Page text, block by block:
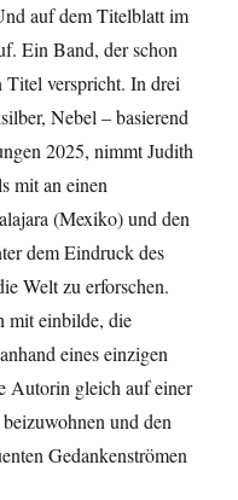
auf dem Titelblatt im
Ein Band, der schon
Titel verspricht. In drei
Nebel – basierend
2025, nimmt Judith
mit an einen
(Mexiko) und den
dem Eindruck des
Welt zu erforschen.
mit einbilde, die
eines einzigen
Autorin gleich auf einer
und den
Gedankenströmen